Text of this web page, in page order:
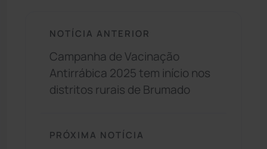
NOTÍCIA ANTERIOR
Campanha de Vacinação
Antirrábica 2025 tem início nos
distritos rurais de Brumado
PRÓXIMA NOTÍCIA